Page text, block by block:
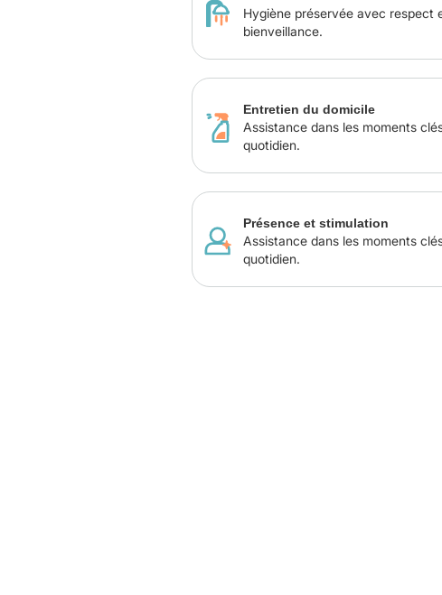
Hygiène préservée avec respect
bienveillance.
Entretien du domicile
Assistance dans les moments
quotidien.
Présence et stimulation
Assistance dans les moments
quotidien.